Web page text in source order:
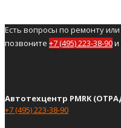
Есть вопросы по ремонту
позвоните +7 (495) 223-38-90и
Автотехцентр PMRK
+7 (495) 223-38-90